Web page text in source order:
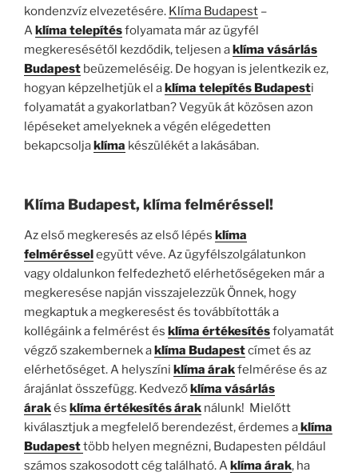
kondenzvíz elvezetésére. Klíma Budapest –
Aklíma telepítésfolyamata már az ügyfél
megkeresésétől kezdődik, teljesen aklíma vásárlás
Budapest beüzemeléséig. De hogyan is jelentkezik ez,
hogyan képzelhetjük el aklíma telepítés Budapesti
folyamatát a gyakorlatban? Vegyük át közösen azon
lépéseket amelyeknek a végén elégedetten
bekapcsoljaklíma készülékét a lakásában.
Klíma Budapest, klíma felméréssel!
Az első megkeresés az első lépés klíma
felmérésselegyütt véve. Az ügyfélszolgálatunkon
vagy oldalunkon felfedezhető elérhetőségeken már a
megkeresése napján visszajelezzük Önnek, hogy
megkaptuk a megkeresést és továbbították a
kollégáink a felmérést és klíma értékesítésfolyamatát
végző szakembernek aklíma Budapestcímet és az
elérhetőséget. A helyszíni klíma árakfelmérése és az
árajánlat összefügg. Kedvezőklíma vásárlás
árakés klíma értékesítés árak nálunk! Mielőtt
kiválasztjuk a megfelelő berendezést, érdemes aklíma
Budapesttöbb helyen megnézni, Budapesten például
számos szakosodott cég található. Aklíma árak, ha